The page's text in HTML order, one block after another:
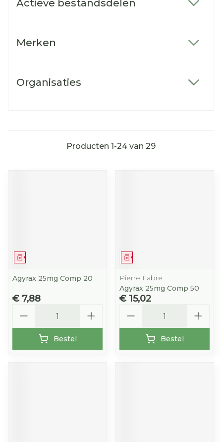
Actieve bestandsdelen
Merken
Organisaties
Producten 1-24 van 29
Geneesmiddel
Agyrax 25mg Comp 20
€ 7,88
Bestel
Geneesmiddel
Pierre Fabre
Agyrax 25mg Comp 50
€ 15,02
Bestel